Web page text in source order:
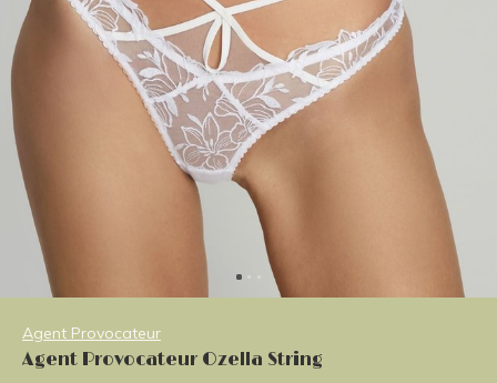
Agent Provocateur
Agent Provocateur Ozella String